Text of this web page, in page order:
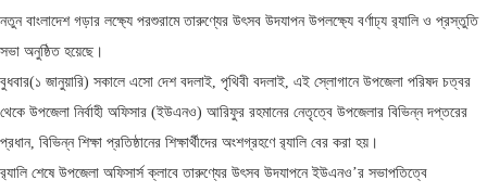
নতুন বাংলাদেশ গড়ার লক্ষ্যে পরশুরামে তারুণ্যের উৎসব উদযাপন উপলক্ষ্যে বর্ণাঢ্য র‍্যালি ও প্রস্তুতি
সভা অনুষ্ঠিত হয়েছে।
বুধবার(১ জানুয়ারি) সকালে এসো দেশ বদলাই, পৃথিবী বদলাই, এই স্লোগানে উপজেলা পরিষদ চত্বর
থেকে উপজেলা নির্বাহী অফিসার (ইউএনও) আরিফুর রহমানের নেতৃত্বে উপজেলার বিভিন্ন দপ্তরের
প্রধান, বিভিন্ন শিক্ষা প্রতিষ্ঠানের শিক্ষার্থীদের অংশগ্রহণে র‍্যালি বের করা হয়।
র‍্যালি শেষে উপজেলা অফিসার্স ক্লাবে তারুণ্যের উৎসব উদযাপনে ইউএনও’র সভাপতিত্বে